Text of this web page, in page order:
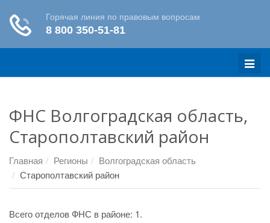
Меню
ФНС Волгоградская область,
Старополтавский район
Главная Регионы
Волгоградская область
Старополтавский район
Всего отделов ФНС в районе: 1.